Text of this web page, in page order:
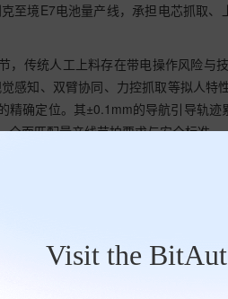
Visit the
克至境E7电池量产线，承担电芯抓取
，传统人工上料存在带电操作风险与
觉感知、双臂协同、力控抓取等拟人
精确定位。其±0.1mm的导航引导轨
全面匹配量产线节拍要求与安全标准。